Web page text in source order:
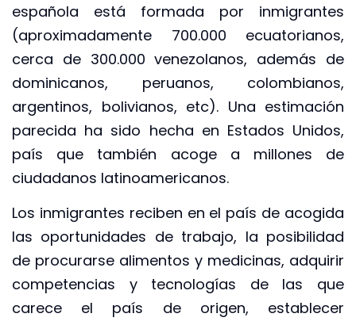
española está formada por inmigrantes
(aproximadamente 700.000 ecuatorianos,
cerca de 300.000 venezolanos, además de
dominicanos, peruanos, colombianos,
argentinos, bolivianos, etc). Una estimación
parecida ha sido hecha en Estados Unidos,
país que también acoge a millones de
ciudadanos latinoamericanos.
Los inmigrantes reciben en el país de acogida
las oportunidades de trabajo, la posibilidad
de procurarse alimentos y medicinas, adquirir
competencias y tecnologías de las que
carece el país de origen, establecer